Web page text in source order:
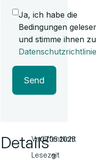
Ja, ich habe die
Bedingungen
und stimme ihnen
Datenschutzrichtlinie
Send
DetailsVeröffentlicht
Lesezeit
07.05.2025
3